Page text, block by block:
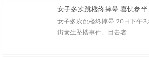
女子多次跳楼终摔晕 喜忧参半
女子多次跳楼终摔晕 20日下午3
街发生坠楼事件。目击者...